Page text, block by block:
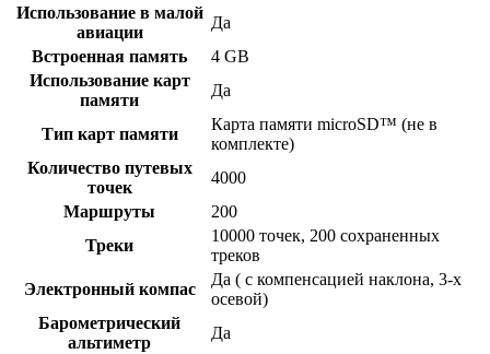
Использование в малой
авиации
Да
Встроенная память
4 GB
Использование карт
памяти
Да
Тип карт памяти
Карта памяти microSD™ (не в
комплекте)
Количество путевых
точек
4000
Маршруты
200
Треки
10000 точек, 200 сохраненных
треков
Электронный компас
Да ( с компенсацией наклона, 3-х
осевой)
Барометрический
альтиметр
Да